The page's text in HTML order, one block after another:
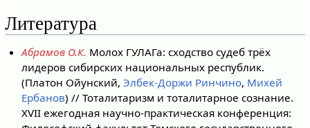
Литература
Абрамов О.К. Молох ГУЛАГа: сходство судеб трёх
лидеров сибирских национальных республик.
(Платон Ойунский,Элбек-Доржи Ринчино, Михей
Ербанов) // Тоталитаризм и тоталитарное сознание.
XVII ежегодная научно-практическая конференция: